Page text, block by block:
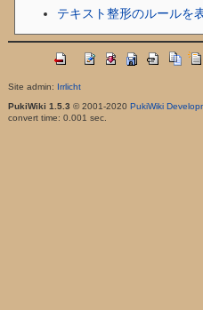
テキスト整形のルールを
Site admin: Irrlicht
PukiWiki 1.5.3 © 2001-2020 PukiWiki
convert time: 0.001 sec.